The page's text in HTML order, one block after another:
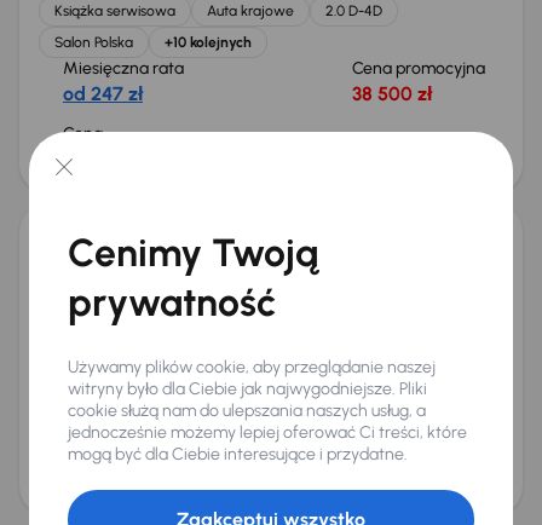
Książka serwisowa Auta krajowe
2.0 D-4D
Salon Polska
+10 kolejnych
Miesięczna rata
od 247 zł
Cena promocyjna
38 500 zł
Cena
41 500 zł
Świeżo skupione
Toyota Avensis
199 654 km Benzyna1.8 Valvematic
Od pierwszego właściciela Auta krajowe
Miesięczna rata
od 131 zł
Cena promocyjna
21 000 zł
Najniższa cena z 30 dni przed
obniżką
Cena po obniżce
22 000 zł
Świeżo skupione
Cenimy Twoją
prywatność
Używamy plików cookie, aby przeglądanie naszej
witryny było dla Ciebie jak najwygodniejsze. Pliki
cookie służą nam do ulepszania naszych usług, a
jednocześnie możemy lepiej oferować Ci treści, które
mogą być dla Ciebie interesujące i przydatne.
Zaakceptuj wszystko